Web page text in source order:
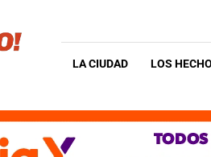
LA CIUDAD LOS